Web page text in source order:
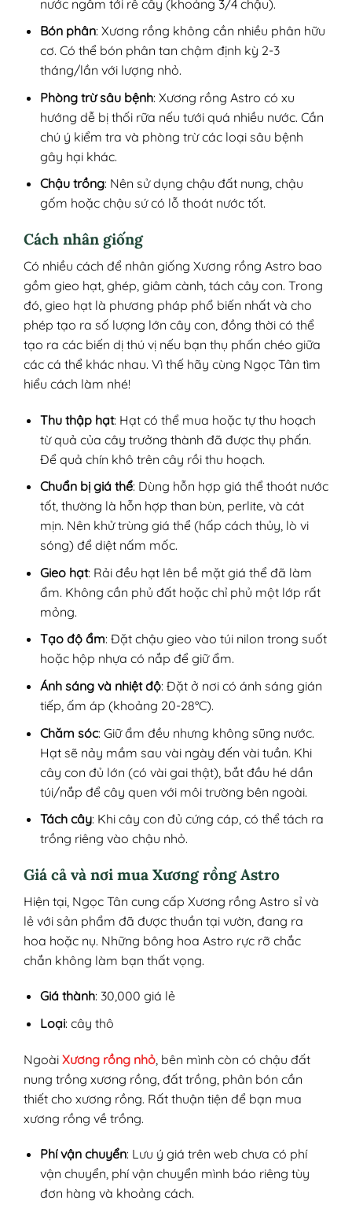
nước ngấm tới rễ cây (khoảng 3/4 chậu).
Bón phân: Xương rồng không cần nhiều phân hữu
cơ. Có thể bón phân tan chậm định kỳ 2-3
tháng/lần với lượng nhỏ.
Phòng trừ sâu bệnh: Xương rồng Astro có xu
hướng dễ bị thối rữa nếu tưới quá nhiều nước. Cần
chú ý kiểm tra và phòng trừ các loại sâu bệnh
gây hại khác.
Chậu trồng: Nên sử dụng chậu đất nung, chậu
gốm hoặc chậu sứ có lỗ thoát nước tốt.
Cách nhân giống
Có nhiều cách để nhân giống Xương rồng Astro bao
gồm gieo hạt, ghép, giâm cành, tách cây con. Trong
đó, gieo hạt là phương pháp phổ biến nhất và cho
phép tạo ra số lượng lớn cây con, đồng thời có thể
tạo ra các biến dị thú vị nếu bạn thụ phấn chéo giữa
các cá thể khác nhau. Vì thế hãy cùng Ngọc Tân tìm
hiểu cách làm nhé!
Thu thập hạt: Hạt có thể mua hoặc tự thu hoạch
từ quả của cây trưởng thành đã được thụ phấn.
Để quả chín khô trên cây rồi thu hoạch.
Chuẩn bị giá thể: Dùng hỗn hợp giá thể thoát nước
tốt, thường là hỗn hợp than bùn, perlite, và cát
mịn. Nên khử trùng giá thể (hấp cách thủy, lò vi
sóng) để diệt nấm mốc.
Gieo hạt: Rải đều hạt lên bề mặt giá thể đã làm
ẩm. Không cần phủ đất hoặc chỉ phủ một lớp rất
mỏng.
Tạo độ ẩm: Đặt chậu gieo vào túi nilon trong suốt
hoặc hộp nhựa có nắp để giữ ẩm.
Ánh sáng và nhiệt độ: Đặt ở nơi có ánh sáng gián
tiếp, ấm áp (khoảng 20-28°C).
Chăm sóc: Giữ ẩm đều nhưng không sũng nước.
Hạt sẽ nảy mầm sau vài ngày đến vài tuần. Khi
cây con đủ lớn (có vài gai thật), bắt đầu hé dần
túi/nắp để cây quen với môi trường bên ngoài.
Tách cây: Khi cây con đủ cứng cáp, có thể tách ra
trồng riêng vào chậu nhỏ.
Giá cả và nơi mua Xương rồng Astro
Hiện tại, Ngọc Tân cung cấp Xương rồng Astro sỉ và
lẻ với sản phẩm đã được thuần tại vườn, đang ra
hoa hoặc nụ. Những bông hoa Astro rực rỡ chắc
chắn không làm bạn thất vọng.
Giá thành: 30,000 giá lẻ
Loại: cây thô
Ngoài Xương rồng nhỏ , bên mình còn có chậu đất
nung trồng xương rồng, đất trồng, phân bón cần
thiết cho xương rồng. Rất thuận tiện để bạn mua
xương rồng về trồng.
Phí vận chuyển: Lưu ý giá trên web chưa có phí
vận chuyển, phí vận chuyển mình báo riêng tùy
đơn hàng và khoảng cách.